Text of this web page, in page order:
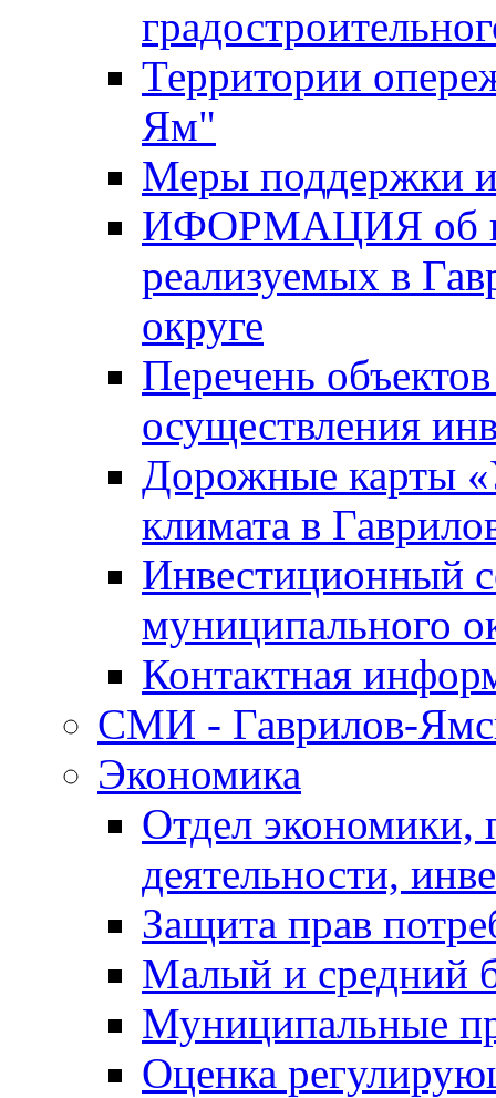
Территории
Ям"
Меры поддержки
ИФОРМАЦИЯ об
реализуемых в
округе
Перечень
осуществления
Дорожные карты
климата в
Инвестиционный
муниципального
Контактная
СМИ - Гаврилов-
Экономика
Отдел экономики,
деятельности,
Защита прав
Малый и средний
Муниципальные
Оценка